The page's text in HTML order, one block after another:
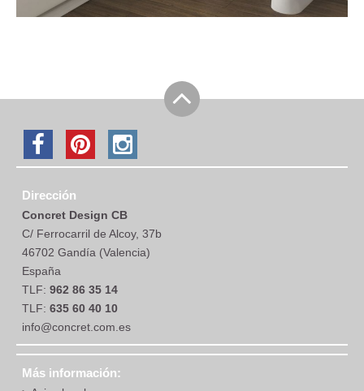
Dirección
Concret Design CB
C/ Ferrocarril de Alcoy, 37b
46702 Gandía (Valencia)
España
TLF: 962 86 35 14
TLF: 635 60 40 10
info@concret.com.es
Más información: